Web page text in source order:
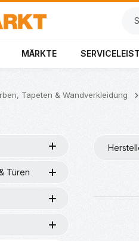
MÄRKTE
Tapeten & Wandverkleidung
Türen